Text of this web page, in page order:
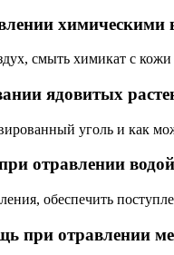
химическими
смыть химикат с
ядовитых
уголь и как
отравлении
обеспечить
при отравлении